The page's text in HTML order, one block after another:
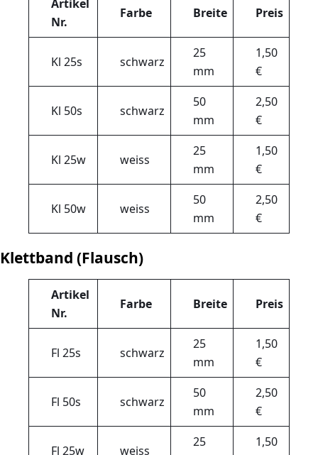
Artikel
Nr.
Farbe Breite Preis
Kl 25s schwarz
25
mm
1,50
€
Kl 50s schwarz
50
mm
2,50
€
Kl 25w weiss
25
mm
1,50
€
Kl 50w weiss
50
mm
2,50
€
Klettband (Flausch)
Artikel
Nr.
Farbe Breite Preis
Fl 25s schwarz
25
mm
1,50
€
Fl 50s schwarz
50
mm
2,50
€
Fl 25w weiss
25
1,50